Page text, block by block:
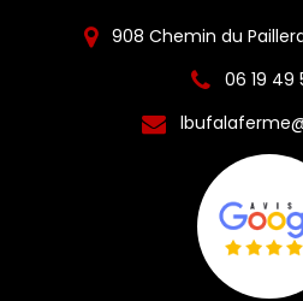
908 Chemin du
06 19 49